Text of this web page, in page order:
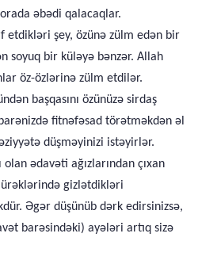
əbədi qalacaqlar.
etdikləri şey, özünə zülm edən bir
soyuq bir küləyə bənzər. Allah
öz-özlərinə zülm etdilər.
başqasını özünüzə sirdaş
fitnəfəsad törətməkdən əl
düşməyinizi istəyirlər.
ədavəti ağızlarından çıxan
gizlətdikləri
Əgər düşünüb dərk edirsinizsə,
barəsindəki) ayələri artıq sizə